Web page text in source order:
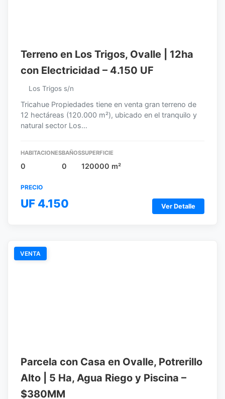
Terreno en Los Trigos, Ovalle | 12ha
con Electricidad – 4.150 UF
Los Trigos s/n
Tricahue Propiedades tiene en venta gran terreno de
12 hectáreas (120.000 m²), ubicado en el tranquilo y
natural sector Los…
HABITACIONES
0
BAÑOS
0
SUPERFICIE
120000 m²
PRECIO
UF 4.150 Ver Detalle
VENTA
Parcela con Casa en Ovalle, Potrerillo
Alto | 5 Ha, Agua Riego y Piscina –
$380MM